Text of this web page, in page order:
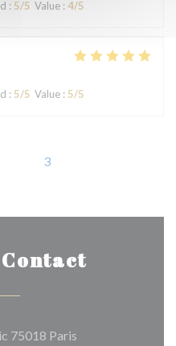
: 5/5 Value : 4/5
: 5/5 Value : 5/5
3
75018 Paris((opens in a new